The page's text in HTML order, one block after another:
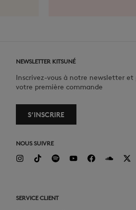
NEWSLETTER KITSUNÉ
Inscrivez-vous à notre newsletter et
votre première commande
S‘INSCRIRE
NOUS SUIVRE
SERVICE CLIENT